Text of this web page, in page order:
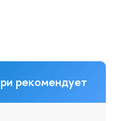
рекомендует